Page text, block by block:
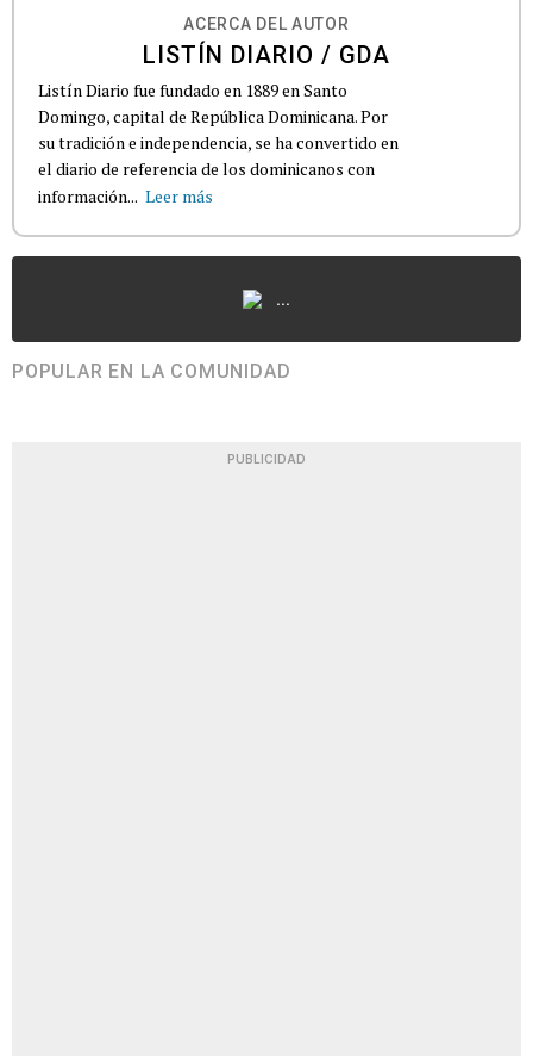
ACERCA DEL AUTOR
LISTÍN DIARIO / GDA
Listín Diario fue fundado en 1889 en Santo
Domingo, capital de República Dominicana. Por
su tradición e independencia, se ha convertido en
el diario de referencia de los dominicanos con
información... Leer más
...
POPULAR EN LA COMUNIDAD
PUBLICIDAD